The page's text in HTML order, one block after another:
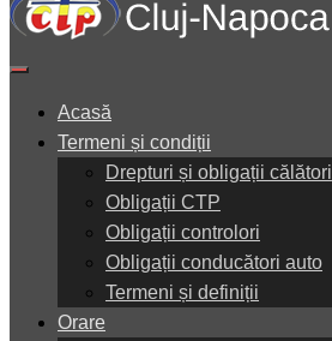
Acasă
Termeni și condiții
Drepturi și obligații călători
Obligații CTP
Obligații controlori
Obligații conducători auto
Termeni și definiții
Orare